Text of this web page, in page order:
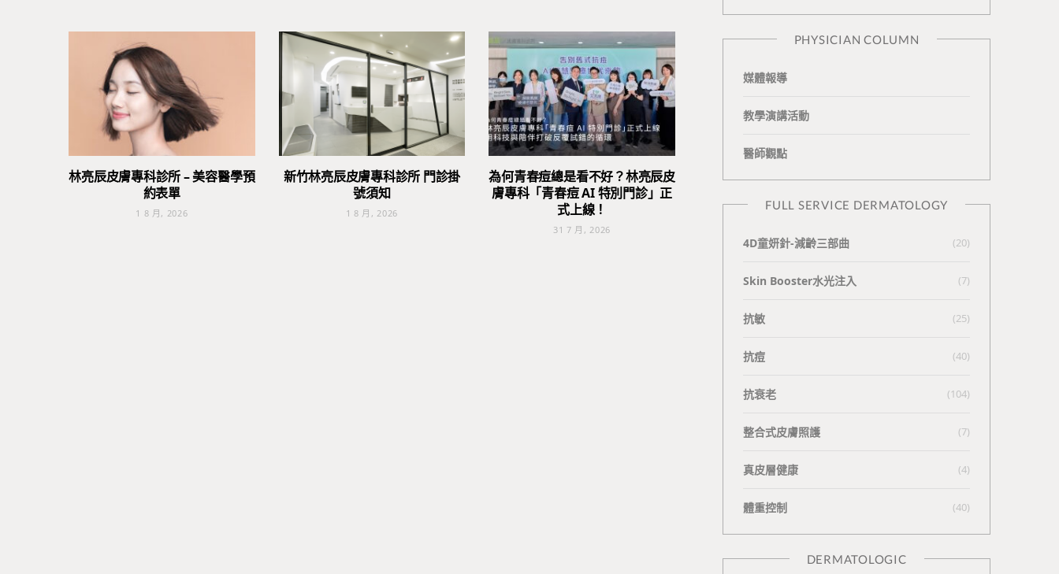
林亮辰皮膚專科診所 – 美容醫學預
約表單
1 8 月, 2026
新竹林亮辰皮膚專科診所 門診掛
號須知
1 8 月, 2026
為何青春痘總是看不好？林亮辰皮
膚專科「青春痘 AI 特別門診」正
式上線！
31 7 月, 2026
n
e
PHYSICIAN COLUMN
媒體報導
教學演講活動
醫師觀點
FULL SERVICE DERMATOLOGY
4D童妍針-減齡三部曲 (20)
Skin Booster水光注入 (7)
抗敏 (25)
抗痘 (40)
抗衰老 (104)
整合式皮膚照護 (7)
真皮層健康 (4)
體重控制 (40)
DERMATOLOGIC